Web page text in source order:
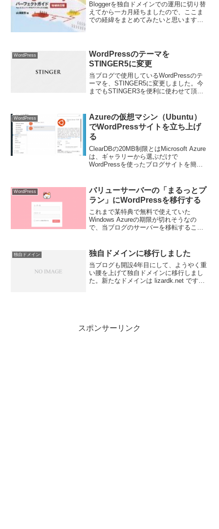
Bloggerを独自ドメインでの運用に切り替
えてから一カ月経ちましたので、ここま
での経緯をまとめてみたいと思います。
まいまし...
WordPress
WordPressのテーマを
STINGER5に変更
当ブログで使用しているWordPressのテ
ーマを、STINGER5に変更しました。今
までもSTINGER3を便利に使わせて頂い
しかも「無料」ということで気に入って
おり...
WordPress
Azureの仮想マシン（Ubuntu）
でWordPressサイトを立ち上げ
る
ClearDBの20MB制限とはMicrosoft Azure
は、ギャラリーから選ぶだけで
WordPressを使ったブログサイトを簡単
うサードパーティーのサー...
WordPress
バリューサーバーの「まるっとプ
ラン」にWordPressを移行する
これまで某特典で無料で使えていた
Windows Azureの期限が切れそうなの
で、当ブログのサーバーを移転すること
リューサーバーの「まるっとプラン」に
決定。「ま...
独自ドメイン 独自ドメインに移行しました
当ブログも開設4年目にして、ようやく重
い腰を上げて独自ドメインに移行しまし
た。新たなドメインは lizardk.net です。
スポンサーリンク